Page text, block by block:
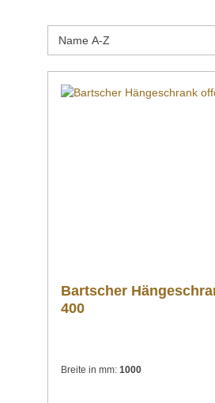
Bartscher
400
Breite in mm: 1000